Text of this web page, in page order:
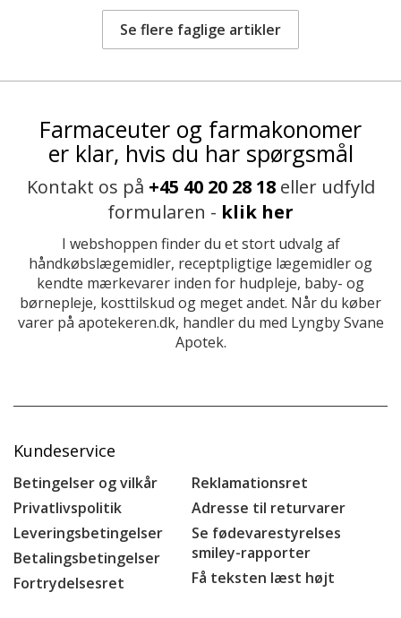
Se flere faglige artikler
Farmaceuter og farmakonomer
er klar, hvis du har spørgsmål
Kontakt os på +45 40 20 28 18eller udfyld
formularen - klik her
I webshoppen finder du et stort udvalg af
håndkøbslægemidler, receptpligtige lægemidler og
kendte mærkevarer inden for hudpleje, baby- og
børnepleje, kosttilskud og meget andet. Når du køber
varer på apotekeren.dk, handler du med Lyngby Svane
Apotek.
Kundeservice
Betingelser og vilkår
Privatlivspolitik
Leveringsbetingelser
Betalingsbetingelser
Fortrydelsesret
Reklamationsret
Adresse til returvarer
Se fødevarestyrelses
smiley-rapporter
Få teksten læst højt